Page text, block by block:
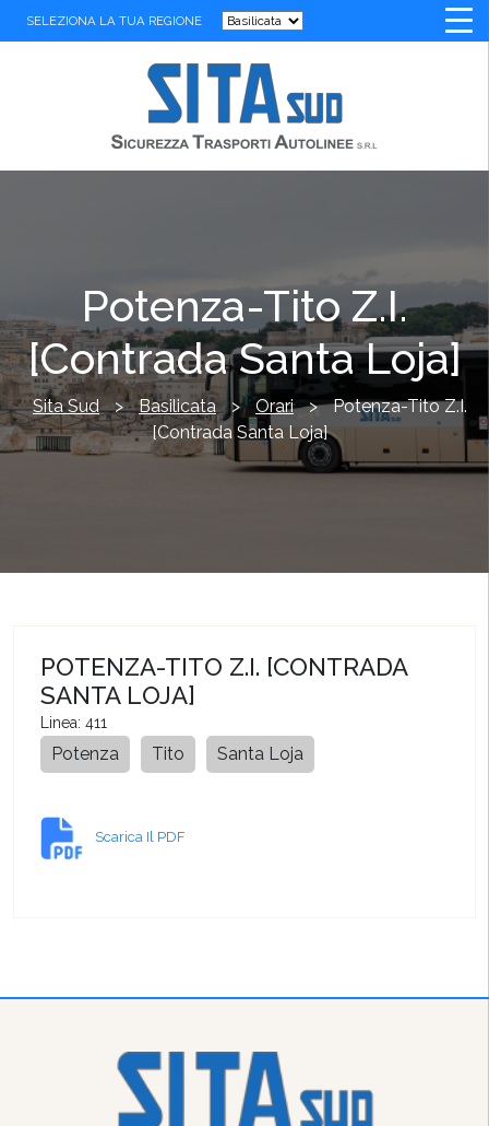
SELEZIONA LA TUA REGIONE
Potenza-Tito Z.I.
[Contrada Santa Loja]
Sita Sud > Basilicata > Orari > Potenza-Tito Z.I.
[Contrada Santa Loja]
POTENZA-TITO Z.I. [CONTRADA
SANTA LOJA]
Linea: 411
Potenza Tito Santa Loja
Scarica Il PDF